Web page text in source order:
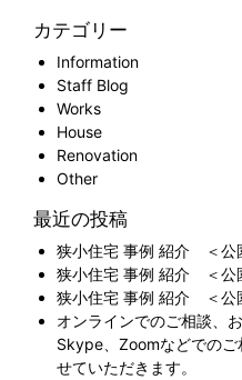
カテゴリー
Information
Staff Blog
Works
House
Renovation
Other
最近の投稿
狭小住宅 事例 紹介 ＜公
狭小住宅 事例 紹介 ＜公
狭小住宅 事例 紹介 ＜公
オンラインでのご相談、
Skype、Zoomなどでのご
せていただきます。